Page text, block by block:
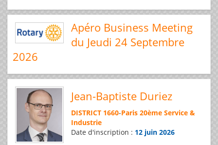
Apéro Business Meeting
du Jeudi 24 Septembre
2026
Jean-Baptiste Duriez
DISTRICT 1660-Paris 20ème Service &
Industrie
Date d'inscription : 12 juin 2026